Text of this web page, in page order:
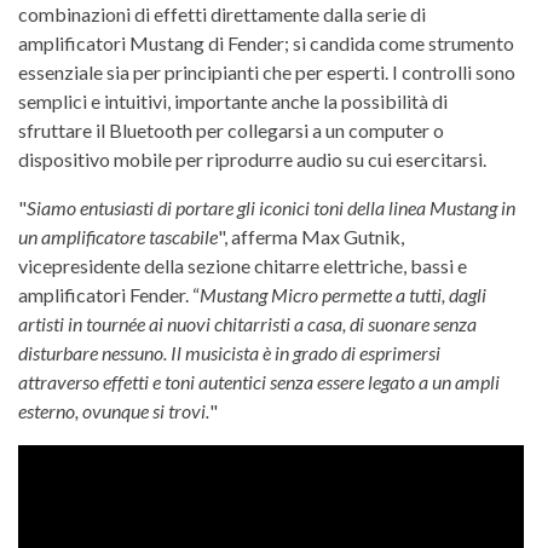
combinazioni di effetti direttamente dalla serie di
amplificatori Mustang di Fender; si candida come strumento
essenziale sia per principianti che per esperti. I controlli sono
semplici e intuitivi, importante anche la possibilità di
sfruttare il Bluetooth per collegarsi a un computer o
dispositivo mobile per riprodurre audio su cui esercitarsi.
"Siamo entusiasti di portare gli iconici toni della linea Mustang in
un amplificatore tascabile", afferma Max Gutnik,
vicepresidente della sezione chitarre elettriche, bassi e
amplificatori Fender. “Mustang Micro permette a tutti, dagli
artisti in tournée ai nuovi chitarristi a casa, di suonare senza
disturbare nessuno. Il musicista è in grado di esprimersi
attraverso effetti e toni autentici senza essere legato a un ampli
esterno, ovunque si trovi. "